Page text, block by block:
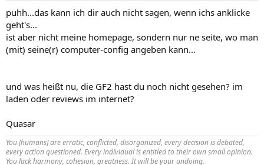
puhh...das kann ich dir auch nicht sagen, wenn ichs anklicke
geht's...
ist aber nicht meine homepage, sondern nur ne seite, wo man
(mit) seine(r) computer-config angeben kann...
und was heißt nu, die GF2 hast du noch nicht gesehen? im
laden oder reviews im internet?
Quasar
You [humans] are erratic, conflicted, disorganized, every decision is debated,
every action questioned. Every individual is entitled to their own small opinion.
You lack harmony, cohesion, greatness. It will be your undoing.